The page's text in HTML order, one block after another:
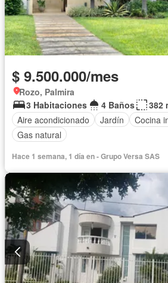
$ 9.500.000/mes
Rozo, Palmira
3 Habitaciones
4 Baños
382
Aire acondicionado
Jardín Cocina
Gas natural
Hace 1 semana, 1 día en - Grupo Versa SAS